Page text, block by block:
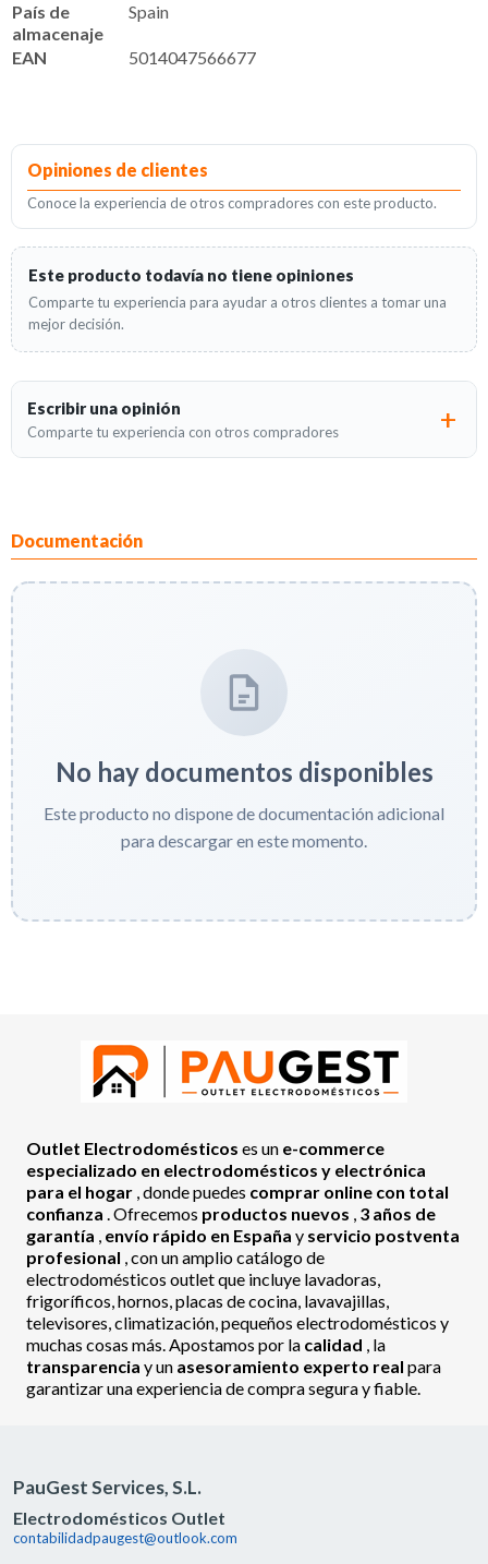
País de
almacenaje
Spain
EAN 5014047566677
Opiniones de clientes
Conoce la experiencia de otros compradores con este producto.
Este producto todavía no tiene opiniones
Comparte tu experiencia para ayudar a otros clientes a tomar una
mejor decisión.
Escribir una opinión
Comparte tu experiencia con otros compradores
Documentación
No hay documentos disponibles
Este producto no dispone de documentación adicional
para descargar en este momento.
Outlet Electrodomésticos es un e-commerce
especializado en electrodomésticos y electrónica
para el hogar , donde puedes comprar online con total
confianza . Ofrecemos productos nuevos , 3 años de
garantía , envío rápido en España y servicio postventa
profesional , con un amplio catálogo de
electrodomésticos outlet que incluye lavadoras,
frigoríficos, hornos, placas de cocina, lavavajillas,
televisores, climatización, pequeños electrodomésticos y
muchas cosas más. Apostamos por la calidad , la
transparencia y un asesoramiento experto real para
garantizar una experiencia de compra segura y fiable.
PauGest Services, S.L.
Electrodomésticos Outlet
contabilidadpaugest@outlook.com